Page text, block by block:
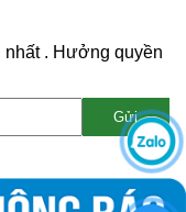
nhất . Hưởng quyền